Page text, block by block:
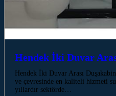
Hendek İki Duvar
Hendek İki Duvar Arası Duşakabin
ve çevresinde en kaliteli hizmeti
yıllardır sektörde…